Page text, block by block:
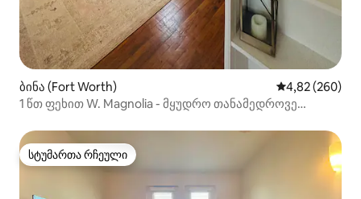
ბინა (Fort Worth) საშუალო
4,82 (260)
1 წთ ფეხით W. Magnolia - მყუდრო თანამედროვე
სტუმართა რჩეული
სტუმართა რჩეული